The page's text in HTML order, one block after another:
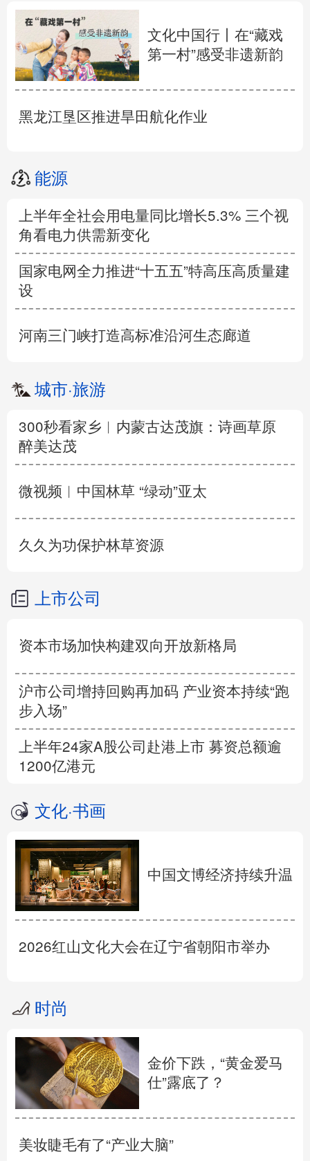
文化中国行丨在“藏戏
第一村”感受非遗新韵
黑龙江垦区推进旱田航化作业
能源
上半年全社会用电量同比增长5.3% 三个视
角看电力供需新变化
国家电网全力推进“十五五”特高压高质量建
设
河南三门峡打造高标准沿河生态廊道
城市·旅游
300秒看家乡︱内蒙古达茂旗：诗画草原
醉美达茂
微视频︱中国林草 “绿动”亚太
久久为功保护林草资源
上市公司
资本市场加快构建双向开放新格局
沪市公司增持回购再加码 产业资本持续“跑
步入场”
上半年24家A股公司赴港上市 募资总额逾
1200亿港元
文化·书画
中国文博经济持续升温
2026红山文化大会在辽宁省朝阳市举办
时尚
金价下跌，“黄金爱马
仕”露底了？
美妆睫毛有了“产业大脑”